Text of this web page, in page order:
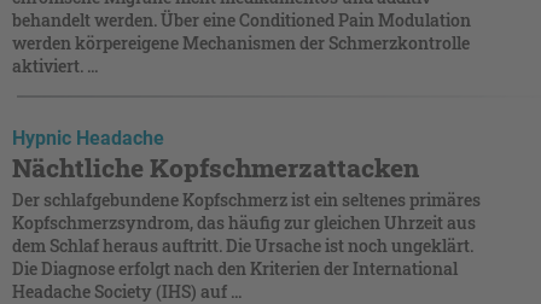
behandelt werden. Über eine Conditioned Pain Modulation
werden körpereigene Mechanismen der Schmerzkontrolle
aktiviert. ...
Hypnic Headache
Nächtliche Kopfschmerzattacken
Der schlafgebundene Kopfschmerz ist ein seltenes primäres
Kopfschmerzsyndrom, das häufig zur gleichen Uhrzeit aus
dem Schlaf heraus auftritt. Die Ursache ist noch ungeklärt.
Die Diagnose erfolgt nach den Kriterien der International
Headache Society (IHS) auf ...